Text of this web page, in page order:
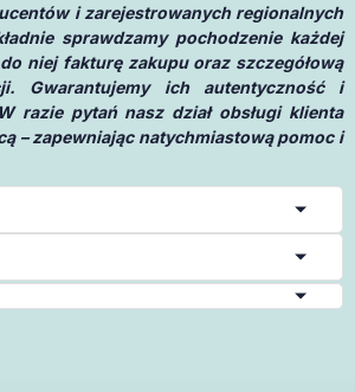
i zarejestrowanych regionalnych
sprawdzamy pochodzenie każdej
niej fakturę zakupu oraz szczegółową
Gwarantujemy ich autentyczność i
razie pytań nasz dział obsługi klienta
– zapewniając natychmiastową pomoc i